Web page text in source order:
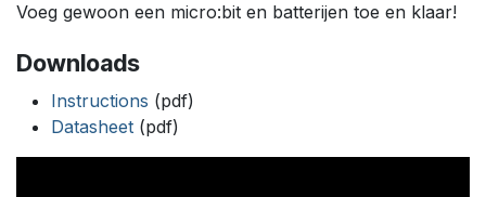
Voeg gewoon een micro:bit en batterijen toe en klaar!
Downloads
Instructions (pdf)
Datasheet (pdf)